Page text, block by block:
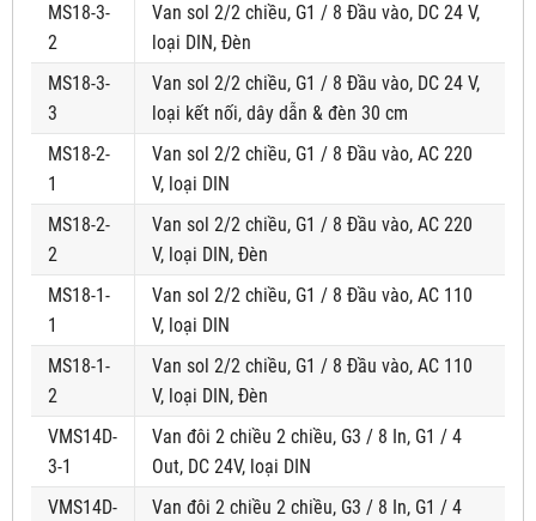
MS18-3-
2
Van sol 2/2 chiều, G1 / 8 Đầu vào, DC 24 V,
loại DIN, Đèn
MS18-3-
3
Van sol 2/2 chiều, G1 / 8 Đầu vào, DC 24 V,
loại kết nối, dây dẫn & đèn 30 cm
MS18-2-
1
Van sol 2/2 chiều, G1 / 8 Đầu vào, AC 220
V, loại DIN
MS18-2-
2
Van sol 2/2 chiều, G1 / 8 Đầu vào, AC 220
V, loại DIN, Đèn
MS18-1-
1
Van sol 2/2 chiều, G1 / 8 Đầu vào, AC 110
V, loại DIN
MS18-1-
2
Van sol 2/2 chiều, G1 / 8 Đầu vào, AC 110
V, loại DIN, Đèn
VMS14D-
3-1
Van đôi 2 chiều 2 chiều, G3 / 8 In, G1 / 4
Out, DC 24V, loại DIN
VMS14D-
Van đôi 2 chiều 2 chiều, G3 / 8 In, G1 / 4